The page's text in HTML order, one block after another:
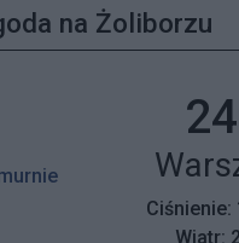
na Żoliborzu
24
Ciśnienie:
Wiatr: